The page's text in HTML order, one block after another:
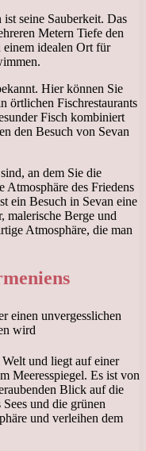
seine Sauberkeit. Das
Metern Tiefe den
einem idealen Ort für
Hier können Sie
örtlichen Fischrestaurants
Fisch kombiniert
den Besuch von Sevan
an dem Sie die
Atmosphäre des Friedens
ein Besuch in Sevan eine
malerische Berge und
Atmosphäre, die man
Welt und liegt auf einer
Meeresspiegel. Es ist von
Blick auf die
und die grünen
und verleihen dem